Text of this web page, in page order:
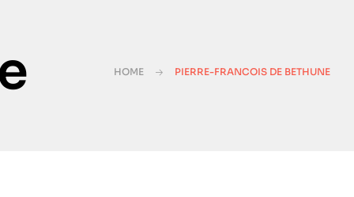
HOME PIERRE-FRANCOIS DE BETHUNE